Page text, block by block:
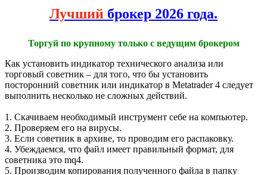
Лучший брокер 2026 года.
Торгуй по крупному только с ведущим брокером
Как установить индикатор технического анализа или
торговый советник – для того, что бы установить
посторонний советник или индикатор в Metatrader 4 следует
выполнить несколько не сложных действий.
1. Скачиваем необходимый инструмент себе на компьютер.
2. Проверяем его на вирусы.
3. Если советник в архиве, то проводим его распаковку.
4. Убеждаемся, что файл имеет правильный формат, для
советника это mq4.
5. Производим копирования полученного файла в папку